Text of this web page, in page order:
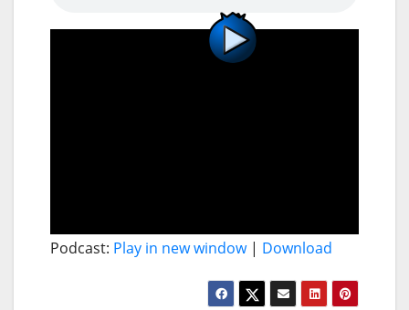
Podcast: Play in new window| Download